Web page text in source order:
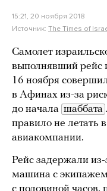
15:21, 20 ноября 2018
Источник: The Times of
Самолет
выполнявший рейс
16 ноября
в Афинах из-за
до начала шаббата
правило не летать
авиакомпании.
Рейс задержали
машина с экипажем